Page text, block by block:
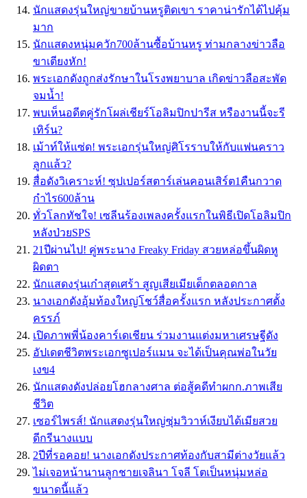
นักแสดงรุ่นใหญ่ขายบ้านหรูติดเขา ราคาน่ารักได้ไปคุ้ม
มาก
นักแสดงหนุ่มควัก700ล้านซื้อบ้านหรู ท่ามกลางข่าวลือ
ขาเตียงหัก!
พระเอกดังถูกส่งรักษาในโรงพยาบาล เกิดข่าวลือสะพัด
จมน้ำ!
พบเห็นอดีตคู่รักโผล่เชียร์โอลิมปิกปารีส หรืองานนี้จะรี
เทิร์น?
เม้าท์ให้แซ่ด! พระเอกรุ่นใหญ่ศิโรราบให้กับแฟนคราว
ลูกแล้ว?
สื่อดังวิเคราะห์! ซุปเปอร์สตาร์เล่นคอนเสิร์ต1คืนกวาด
กำไร600ล้าน
ทั่วโลกทัชใจ! เซลีนร้องเพลงครั้งแรกในพิธีเปิดโอลิมปิก
หลังป่วยSPS
21ปีผ่านไป! คู่พระนาง Freaky Friday สวยหล่อขึ้นผิดหู
ผิดตา
นักแสดงรุ่นเก๋าสุดเศร้า สูญเสียเมียเด็กตลอดกาล
นางเอกดังอุ้มท้องใหญ่โชว์สื่อครั้งแรก หลังประกาศตั้ง
ครรภ์
เปิดภาพพี่น้องคาร์เดเชียน ร่วมงานแต่งมหาเศรษฐีดัง
อัปเดตชีวิตพระเอกซูเปอร์แมน จะได้เป็นคุณพ่อในวัย
เงข4
นักแสดงดังปล่อยโฮกลางศาล ต่อสู้คดีทำผกก.ภาพเสีย
ชีวิต
เซอร์ไพรส์! นักแสดงรุ่นใหญ่ซุ่มวิวาห์เงียบได้เมียสวย
ดีกรีนางแบบ
2ปีที่รอคอย! นางเอกดังประกาศท้องกับสามีต่างวัยแล้ว
ไม่เจอหน้านานลูกชายเจลินา โจลี โตเป็นหนุ่มหล่อ
ขนาดนี้แล้ว